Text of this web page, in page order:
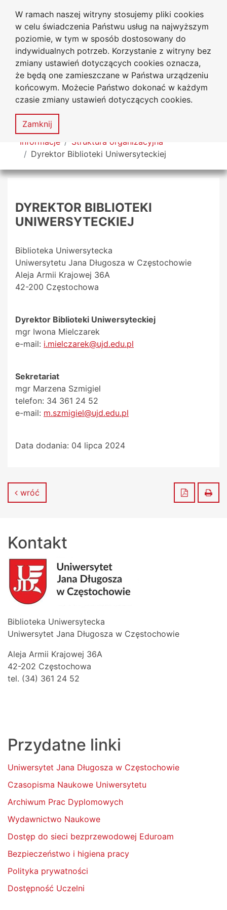
W ramach naszej witryny stosujemy pliki cookies
w celu świadczenia Państwu usług na najwyższym
poziomie, w tym w sposób dostosowany do
indywidualnych potrzeb. Korzystanie z witryny bez
zmiany ustawień dotyczących cookies oznacza,
że będą one zamieszczane w Państwa urządzeniu
końcowym. Możecie Państwo dokonać w każdym
czasie zmiany ustawień dotyczących cookies.
Zamknij
Przejdź do głównego menu
Przejdź do treści
Przejdź do wyszukiwarki
Przejdź do mapy serwisu
Biblioteka Uniwersytecka
Uniwersytetu Jana Długosza
w Częstochowie
Deklaracja
dostępności
Mapa
serwisu
MENU
Tutaj jesteś
Informacje
Struktura organizacyjna
Dyrektor Biblioteki Uniwersyteckiej
DYREKTOR BIBLIOTEKI
UNIWERSYTECKIEJ
Biblioteka Uniwersytecka
Uniwersytetu Jana Długosza w Częstochowie
Aleja Armii Krajowej 36A
42-200 Częstochowa
Dyrektor Biblioteki Uniwersyteckiej
mgr Iwona Mielczarek
e-mail: i.mielczarek@ujd.edu.pl
Sekretariat
mgr Marzena Szmigiel
telefon: 34 361 24 52
e-mail: m.szmigiel@ujd.edu.pl
Data dodania: 04 lipca 2024
wróć Zapisz do
Kontakt
Biblioteka Uniwersytecka
Uniwersytet Jana Długosza w Częstochowie
Aleja Armii Krajowej 36A
42-202 Częstochowa
tel. (34) 361 24 52
Przydatne linki
Uniwersytet Jana Długosza w Częstochowie
Czasopisma Naukowe Uniwersytetu
Archiwum Prac Dyplomowych
Wydawnictwo Naukowe
Dostęp do sieci bezprzewodowej Eduroam
Bezpieczeństwo i higiena pracy
Polityka prywatności
Dostępność Uczelni